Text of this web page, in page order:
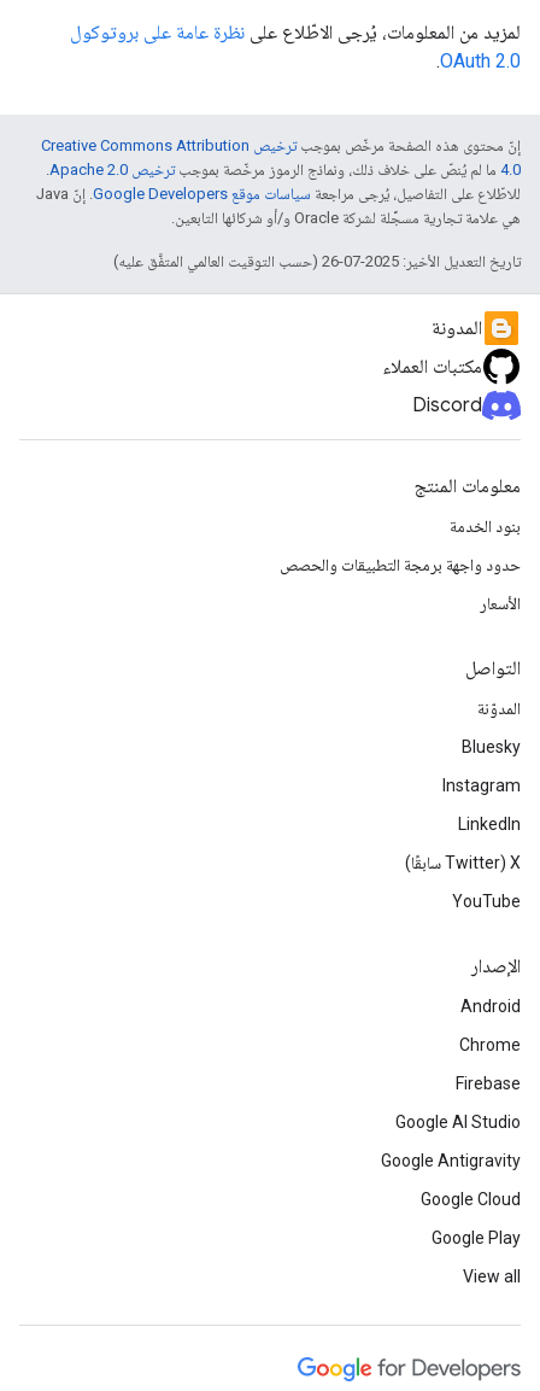
لمزيد من المعلومات، يُرجى الاطّلاع على نظرة عامة على بروتوكول
OAuth 2.0
.
إنّ محتوى هذه الصفحة مرخّص بموجب
ترخيص Creative Commons Attribution
4.0‏ ما لم يُنصّ على خلاف ذلك، ونماذج الرموز مرخّصة بموجبترخيص Apache 2.0‏
.
للاطّلاع على التفاصيل، يُرجى مراجعة سياسات موقع Google Developers‏
. إنّ Java
هي علامة تجارية مسجَّلة لشركة Oracle و/أو شركائها التابعين.
تاريخ التعديل الأخير: 2025-07-26 (حسب التوقيت العالمي المتفَّق عليه)
المدونة
مكتبات العملاء
Discord
معلومات المنتج
بنود الخدمة
حدود واجهة برمجة التطبيقات والحصص
الأسعار
التواصل
المدوّنة
Bluesky
Instagram
LinkedIn
‫X ‏(Twitter سابقًا)
YouTube
الإصدار
Android
Chrome
Firebase
Google AI Studio
Google Antigravity
Google Cloud
Google Play
View all